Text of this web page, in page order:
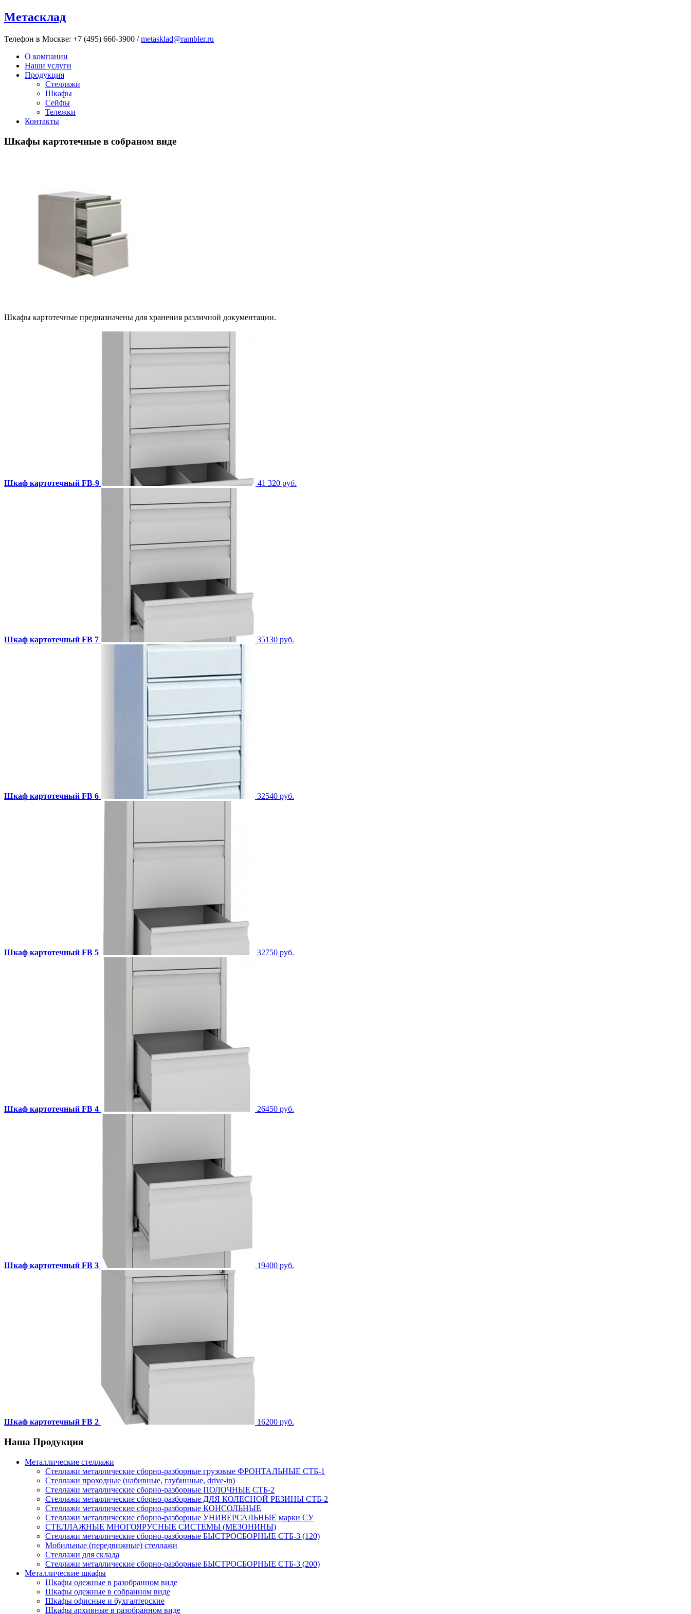
Метасклад
Телефон в Москве: +7 (495) 660-3900 /metasklad@rambler.ru
О компании
Наши услуги
Продукция
Стеллажи
Шкафы
Сейфы
Тележки
Контакты
Шкафы картотечные в собраном виде
Шкафы картотечные предназначены для хранения различной документации.
Шкаф картотечный FB-9 41 320 руб.
Шкаф картотечный FB 7 35130 руб.
Шкаф картотечный FB 6 32540 руб.
Шкаф картотечный FB 5 32750 руб.
Шкаф картотечный FB 4 26450 руб.
Шкаф картотечный FB 3 19400 руб.
Шкаф картотечный FB 2 16200 руб.
Наша Продукция
Металлические стеллажи
Стеллажи металлические сборно-разборные грузовые ФРОНТАЛЬНЫЕ СТБ-1
Стеллажи проходные (набивные, глубинные, drive-in)
Стеллажи металлические сборно-разборные ПОЛОЧНЫЕ СТБ-2
Стеллажи металлические сборно-разборные ДЛЯ КОЛЕСНОЙ РЕЗИНЫ СТБ-2
Стеллажи металлические сборно-разборные КОНСОЛЬНЫЕ
Стеллажи металлические сборно-разборные УНИВЕРСАЛЬНЫЕ марки СУ
СТЕЛЛАЖНЫЕ МНОГОЯРУСНЫЕ СИСТЕМЫ (МЕЗОНИНЫ)
Стеллажи металлические сборно-разборные БЫСТРОСБОРНЫЕ СТБ-3 (120)
Мобильные (передвижные) стеллажи
Стеллажи для склада
Стеллажи металлические сборно-разборные БЫСТРОСБОРНЫЕ СТБ-3 (200)
Металлические шкафы
Шкафы одежные в разобранном виде
Шкафы одежные в собранном виде
Шкафы офисные и бухгалтерские
Шкафы архивные в разобранном виде